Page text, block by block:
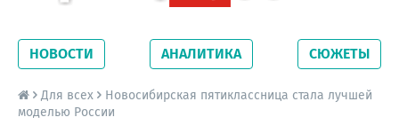
Новосибирской области. Читайте свежие
новости на сайте сетевого издания
Precedent.
НОВОСТИ АНАЛИТИКА СЮЖЕТЫ
Для всех
Новосибирская пятиклассница стала лучшей
моделью России